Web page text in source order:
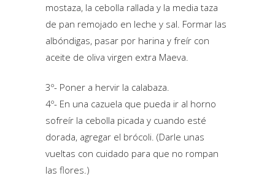
mostaza, la cebolla rallada y la media taza
de pan remojado en leche y sal. Formar las
albóndigas, pasar por harina y freír con
aceite de oliva virgen extra Maeva.
3º- Poner a hervir la calabaza.
4º- En una cazuela que pueda ir al horno
sofreír la cebolla picada y cuando esté
dorada, agregar el brócoli. (Darle unas
vueltas con cuidado para que no rompan
las flores.)